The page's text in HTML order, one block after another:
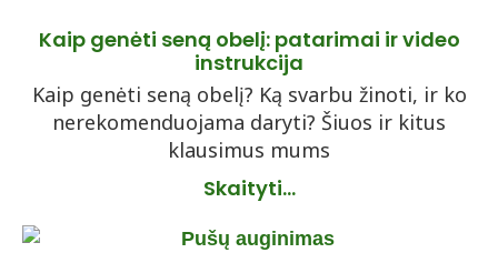
Kaip genėti seną obelį: patarimai ir video
instrukcija
Kaip genėti seną obelį? Ką svarbu žinoti, ir ko
nerekomenduojama daryti? Šiuos ir kitus
klausimus mums
Skaityti...